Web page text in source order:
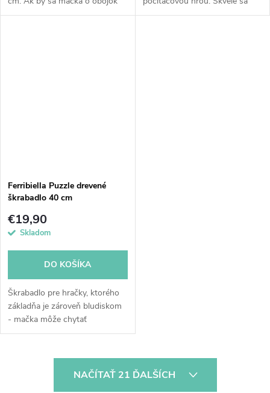
niekde zasekla, bezpečnostné
hodí do detskej izby alebo do
Ferribiella Puzzle drevené
škrabadlo 40 cm
€19,90
Skladom
DO KOŠÍKA
Škrabadlo pre hračky, ktorého
základňa je zároveň bludiskom
- mačka môže chytať
mramorové loptičky, ktoré sa
Stĺpik má výšku 40 cm a je...
NAČÍTAŤ 21 ĎALŠÍCH